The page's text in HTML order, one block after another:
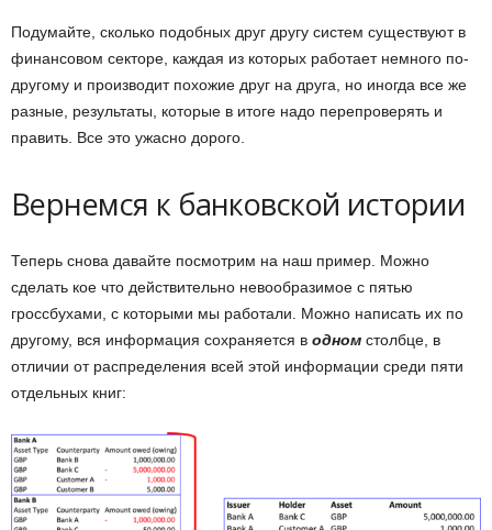
Подумайте, сколько подобных друг другу систем существуют в
финансовом секторе, каждая из которых работает немного по-
другому и производит похожие друг на друга, но иногда все же
разные, результаты, которые в итоге надо перепроверять и
править. Все это ужасно дорого.
Вернемся к банковской истории
Теперь снова давайте посмотрим на наш пример. Можно
сделать кое что действительно невообразимое с пятью
гроссбухами, с которыми мы работали. Можно написать их по
другому, вся информация сохраняется в одном столбце, в
отличии от распределения всей этой информации среди пяти
отдельных книг: